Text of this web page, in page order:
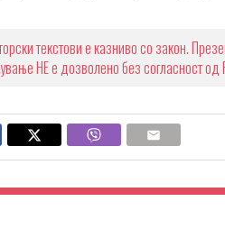
текстови е казниво со закон.
НЕ е дозволено без согласност